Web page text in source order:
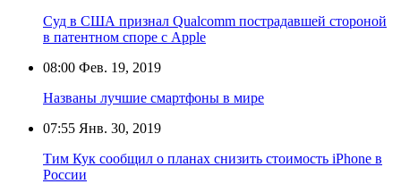
Суд в США признал Qualcomm пострадавшей стороной
в патентном споре с Apple
08:00 Фев. 19, 2019
Названы лучшие смартфоны в мире
07:55 Янв. 30, 2019
Тим Кук сообщил о планах снизить стоимость iPhone в
России